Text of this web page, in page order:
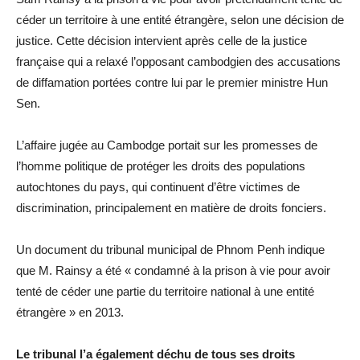
céder un territoire à une entité étrangère, selon une décision de
justice. Cette décision intervient après celle de la justice
française qui a relaxé l’opposant cambodgien des accusations
de diffamation portées contre lui par le premier ministre Hun
Sen.
L’affaire jugée au Cambodge portait sur les promesses de
l’homme politique de protéger les droits des populations
autochtones du pays, qui continuent d’être victimes de
discrimination, principalement en matière de droits fonciers.
Un document du tribunal municipal de Phnom Penh indique
que M. Rainsy a été « condamné à la prison à vie pour avoir
tenté de céder une partie du territoire national à une entité
étrangère » en 2013.
Le tribunal l’a également déchu de tous ses droits